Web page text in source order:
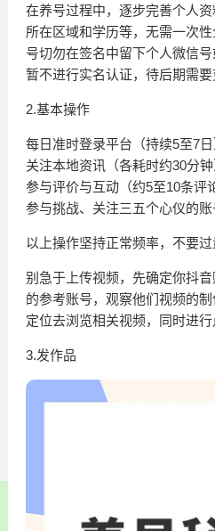
在养号过程中，逐步完善个人资
所在区域和学历等，无需一次
号切勿在签名中留下个人微信
暂不进行实名认证，待后期需要
2.基本操作
每日准时登录平台（持续5至7日
关注本地资讯（各耗时约30分
参与评价与互动（约5至10条评
参与挑战、关注三五个心仪的账
以上操作坚持正常频率，不要过
别急于上传视频，先确定你抖
的参考账号，观察他们视频的
定位去浏览相关视频，同时进行
3.发作品